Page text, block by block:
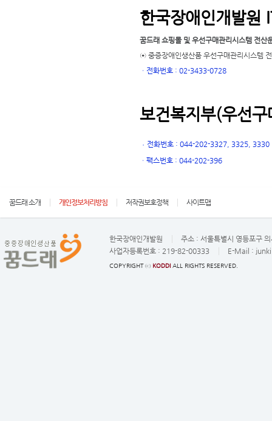
한국장애인개발원
꿈드래 쇼핑몰 및 우선구매관리시스템 전산
⊙ 중증장애인생산품 우선구매관리시스템
ㆍ 전화번호 : 02-3433-0728
보건복지부(우선
ㆍ 전화번호 : 044-202-3327, 3325, 3330
ㆍ 팩스번호 : 044-202-396
꿈드래 소개 개인정보처리방침 저작권보호정책 사이트맵
한국장애인개발원 주소 : 서울특별시 영등포구
사업자등록번호 : 219-82-00333 E-Mail :
COPYRIGHT ⓒ KODDI ALL RIGHTS RESERVED.